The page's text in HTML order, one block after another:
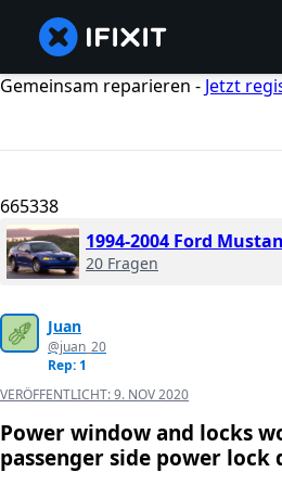
Gemeinsam reparieren - Jetzt
665338
1994-2004 Ford
20 Fragen
Juan
@juan_20
Rep: 1
VERÖFFENTLICHT:9. NOV 2020
Power window and locks
passenger side power lock